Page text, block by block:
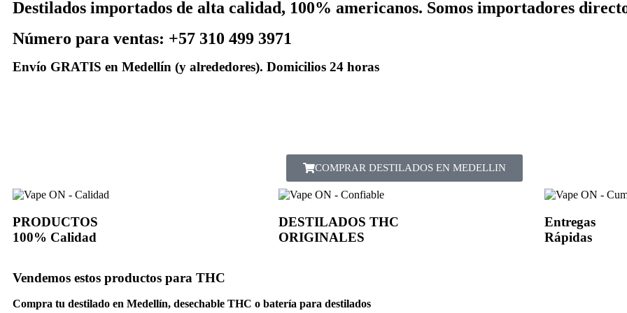
Destilados importados de alta calidad, 100% americanos. Somos importadores
Número para ventas: +57 310 499 3971
Envío GRATIS en Medellín (y alrededores). Domicilios 24 horas
COMPRAR DESTILADOS EN MEDELLIN
PRODUCTOS
100% Calidad
DESTILADOS THC
ORIGINALES
Entregas
Rápidas
Vendemos estos productos para THC
Compra tu destilado en Medellín, desechable THC o batería para destilados